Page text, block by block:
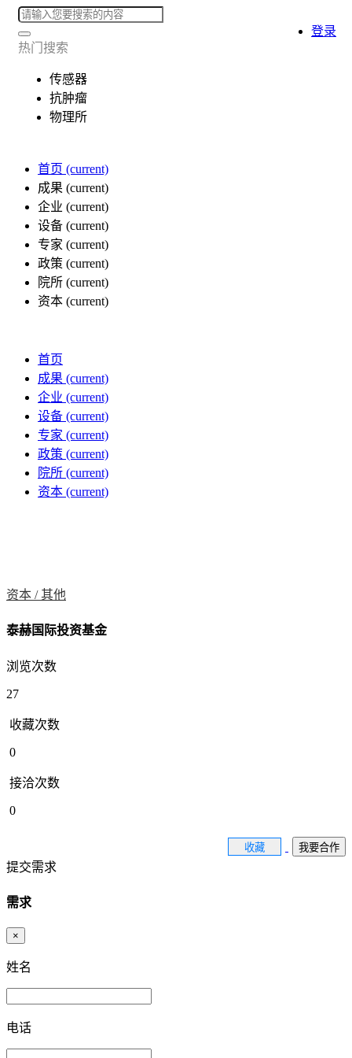
热门搜索
传感器
抗肿瘤
物理所
首页 (current)
成果 (current)
企业 (current)
设备 (current)
专家 (current)
政策 (current)
院所 (current)
资本 (current)
登录
首页
成果 (current)
企业 (current)
设备 (current)
专家 (current)
政策 (current)
院所 (current)
资本 (current)
资本 /其他
泰赫国际投资基金
浏览次数
27
收藏次数
0
接洽次数
0
收藏 我要合作
提交需求
需求
×
姓名
电话